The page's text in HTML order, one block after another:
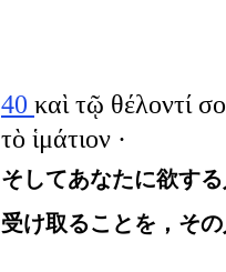
40 καὶ τῷ θέλοντί
τὸ ἱμάτιον ·
そしてあなたに欲す
受け取ることを，そ